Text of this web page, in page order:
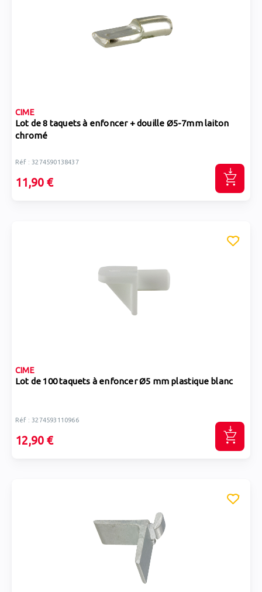
CIME
Lot de 8 taquets à enfoncer + douille Ø5-7mm laiton
chromé
Réf : 3274590138437
11,90 €
CIME
Lot de 100 taquets à enfoncer Ø5 mm plastique blanc
Réf : 3274593110966
12,90 €